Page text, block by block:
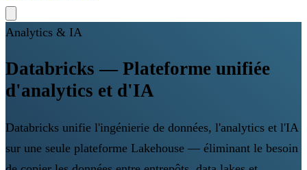
Analytics & IA
Databricks — Plateforme unifiée
d'analytics et d'IA
Databricks unifie l'ingénierie de données, l'analytics et l'IA
sur une seule plateforme Lakehouse — éliminant le besoin